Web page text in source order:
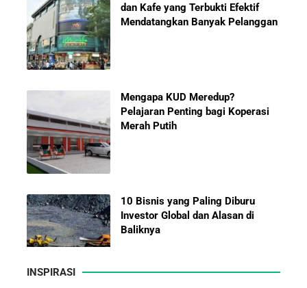
dan Kafe yang Terbukti Efektif
Mendatangkan Banyak Pelanggan
Mengapa KUD Meredup?
Pelajaran Penting bagi Koperasi
Merah Putih
10 Bisnis yang Paling Diburu
Investor Global dan Alasan di
Baliknya
INSPIRASI